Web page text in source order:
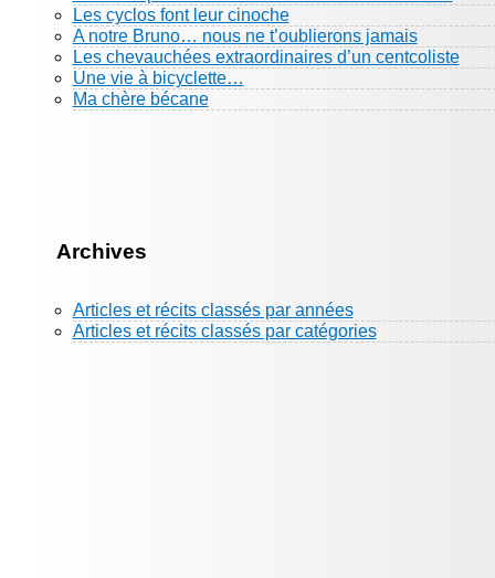
Les cyclos font leur cinoche
A notre Bruno… nous ne t’oublierons jamais
Les chevauchées extraordinaires d’un centcoliste
Une vie à bicyclette…
Ma chère bécane
Archives
Articles et récits classés par années
Articles et récits classés par catégories